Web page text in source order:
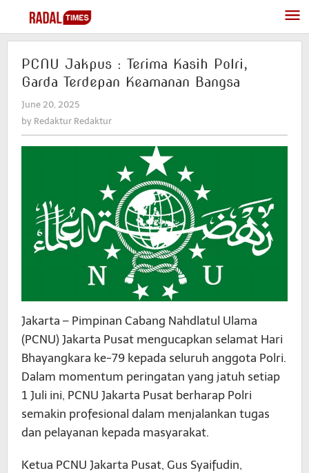
content
PCNU Jakpus : Terima Kasih Polri,
Garda Terdepan Keamanan Bangsa
June 20, 2025
Redaktur
by Redaktur Redaktur
Jakarta – Pimpinan Cabang Nahdlatul Ulama
(PCNU) Jakarta Pusat mengucapkan selamat Hari
Bhayangkara ke-79 kepada seluruh anggota Polri.
Dalam momentum peringatan yang jatuh setiap
1 Juli ini, PCNU Jakarta Pusat berharap Polri
semakin profesional dalam menjalankan tugas
dan pelayanan kepada masyarakat.
Ketua PCNU Jakarta Pusat, Gus Syaifudin,